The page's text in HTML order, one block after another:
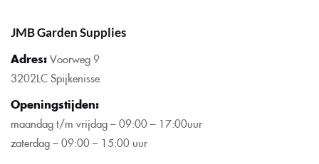
JMB Garden Supplies
Adres:Voorweg 9
3202LC Spijkenisse
Openingstijden:
maandag t/m vrijdag – 09:00 – 17:00uur
zaterdag – 09:00 – 15:00 uur